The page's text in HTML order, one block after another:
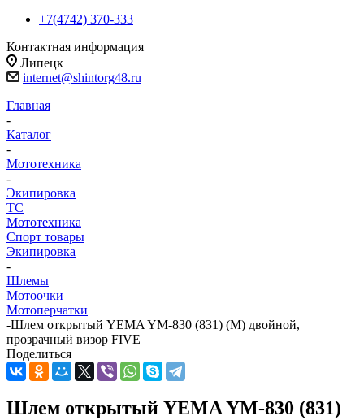
+7(4742) 370-333
Контактная информация
Липецк
internet@shintorg48.ru
Главная
-
Каталог
-
Мототехника
-
Экипировка
ТС
Мототехника
Спорт товары
Экипировка
-
Шлемы
Мотоочки
Мотоперчатки
-Шлем открытый YEMA YM-830 (831) (M) двойной,
прозрачный визор FIVE
Поделиться
Шлем открытый YEMA YM-830 (831)